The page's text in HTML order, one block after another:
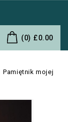
(0) £0.00
Pamiętnik mojej